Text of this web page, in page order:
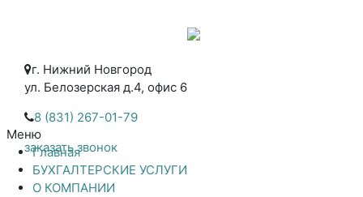
г. Нижний Новгород
ул. Белозерская д.4, офис 6
8 (831) 267-01-79
заказать звонок
Меню
Главная
БУХГАЛТЕРСКИЕ УСЛУГИ
О КОМПАНИИ